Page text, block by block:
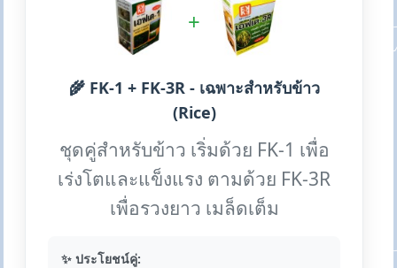
+
🌾 FK-1 + FK-3R - เฉพาะสำหรับข้าว
(Rice)
ชุดคู่สำหรับข้าว เริ่มด้วย FK-1 เพื่อ
เร่งโตและแข็งแรง ตามด้วย FK-3R
เพื่อรวงยาว เมล็ดเต็ม
✨ ประโยชน์คู่: